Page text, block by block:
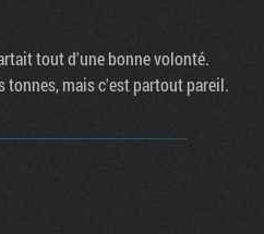
tout d'une bonne volonté.
tonnes, mais c'est partout pareil.